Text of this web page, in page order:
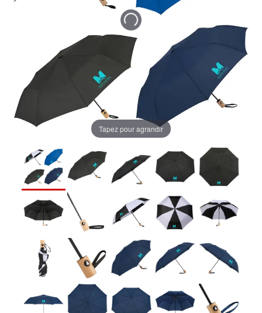
Tapez pour agrandir